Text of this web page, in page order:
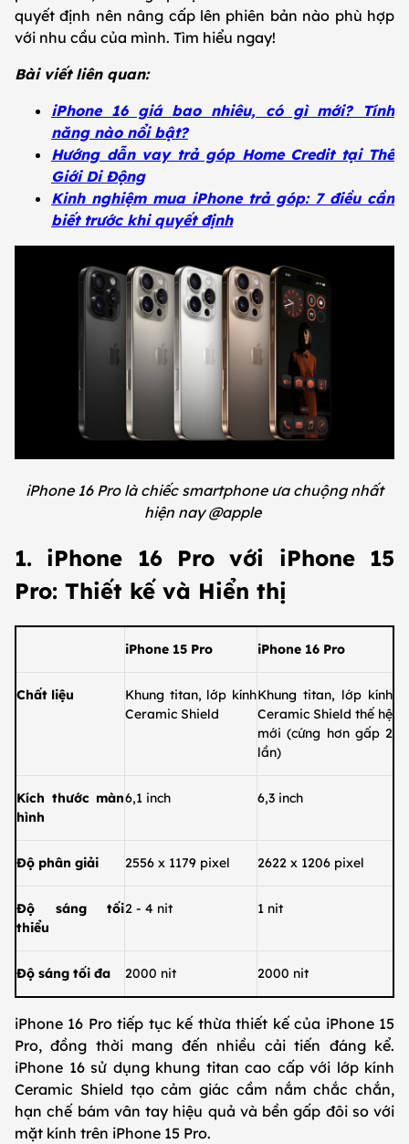
quyết định nên nâng cấp lên phiên bản nào phù hợp
với nhu cầu của mình. Tìm hiểu ngay!
Bài viết liên quan:
iPhone 16 giá bao nhiêu, có gì mới? Tính
năng nào nổi bật?
Hướng dẫn vay trả góp Home Credit tại Thế
Giới Di Động
Kinh nghiệm mua iPhone trả góp: 7 điều cần
biết trước khi quyết định
iPhone 16 Pro là chiếc smartphone ưa chuộng nhất
hiện nay @apple
1. iPhone 16 Pro với iPhone 15
Pro: Thiết kế và Hiển thị
iPhone 15 Pro iPhone 16 Pro
Chất liệu
Khung titan, lớp kính
Ceramic Shield
Khung titan, lớp kính
Ceramic Shield thế hệ
mới (cứng hơn gấp 2
lần)
Kích thước màn
hình
6,1 inch 6,3 inch
Độ phân giải 2556 x 1179 pixel 2622 x 1206 pixel
Độ sáng tối
thiểu
2 - 4 nit 1 nit
Độ sáng tối đa 2000 nit 2000 nit
iPhone 16 Pro tiếp tục kế thừa thiết kế của iPhone 15
Pro, đồng thời mang đến nhiều cải tiến đáng kể.
iPhone 16 sử dụng khung titan cao cấp với lớp kính
Ceramic Shield tạo cảm giác cầm nắm chắc chắn,
hạn chế bám vân tay hiệu quả và bền gấp đôi so với
mặt kính trên iPhone 15 Pro.